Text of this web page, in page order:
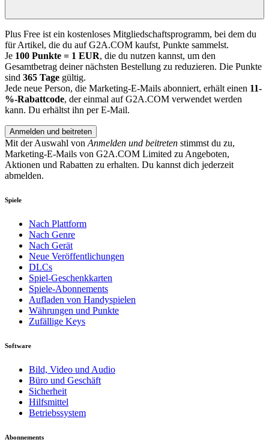
Plus Free ist ein kostenloses Mitgliedschaftsprogramm, bei dem du
für Artikel, die du auf G2A.COM kaufst, Punkte sammelst.
Je 100 Punkte = 1 EUR, die du nutzen kannst, um den
Gesamtbetrag deiner nächsten Bestellung zu reduzieren. Die Punkte
sind 365 Tage gültig.
Jede neue Person, die Marketing-E-Mails abonniert, erhält einen 11-
%-Rabattcode, der einmal auf G2A.COM verwendet werden
kann. Du erhältst ihn per E-Mail.
Anmelden und beitreten
Mit der Auswahl vonAnmelden und beitreten stimmst du zu,
Marketing-E-Mails von G2A.COM Limited zu Angeboten,
Aktionen und Rabatten zu erhalten. Du kannst dich jederzeit
abmelden.
Spiele
Nach Plattform
Nach Genre
Nach Gerät
Neue Veröffentlichungen
DLCs
Spiel-Geschenkkarten
Spiele-Abonnements
Aufladen von Handyspielen
Währungen und Punkte
Zufällige Keys
Software
Bild, Video und Audio
Büro und Geschäft
Sicherheit
Hilfsmittel
Betriebssystem
Abonnements